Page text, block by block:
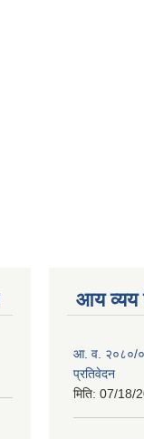
आय व्यय
आ. व. २०८०/
प्रतिवेदन
मिति: 07/18/